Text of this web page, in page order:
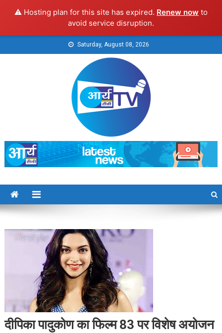
⚠️ Hosting plan for this site has expired. Renew now to
avoid service disruption.
to
Saturday, August 08, 2026
Arya TV
दीपिका पादुकोण का फिल्म 83 पर विशेष अयोजन